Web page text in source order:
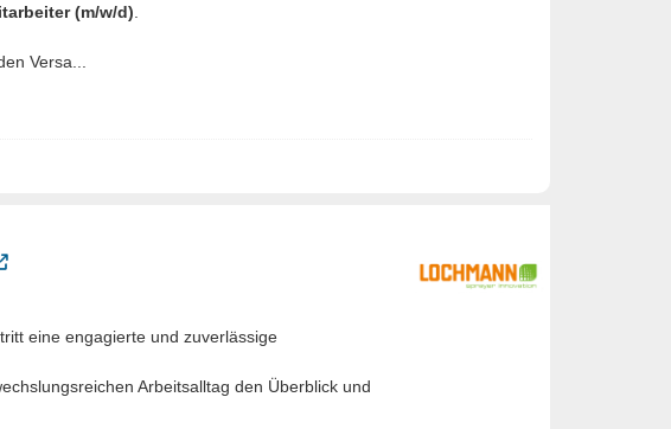
(m/w/d)
Versa...
eine engagierte und zuverlässige
Arbeitsalltag den Überblick und